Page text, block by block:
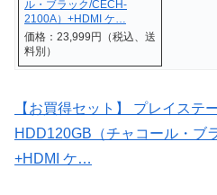
ル・ブラック/CECH-
2100A）+HDMI ケ…
価格：23,999円（税込、送
料別）
【お買得セット】 プレイステ
HDD120GB（チャコール・ブ
+HDMI ケ…